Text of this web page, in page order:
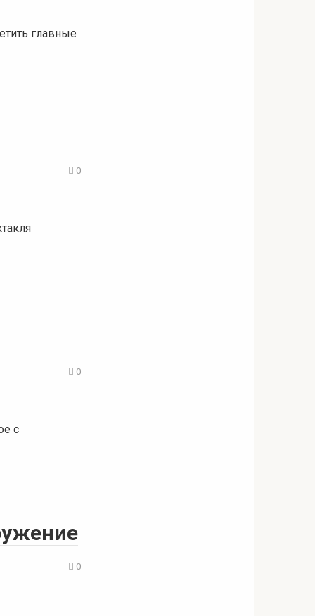
главные
0
0
с
0